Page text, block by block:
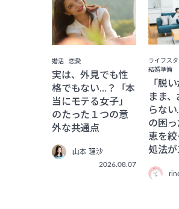
婚活 恋愛
実は、外見でも性
格でもない…？「本
当にモテる女子」
のたった１つの意
外な共通点
山本 理沙
2026.08.07
ライフス
結婚準備
「脱
まま
らな
の困っ
恵を
処法が